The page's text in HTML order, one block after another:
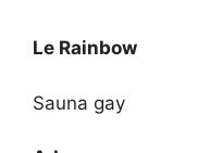
Le Rainbow
Sauna gay